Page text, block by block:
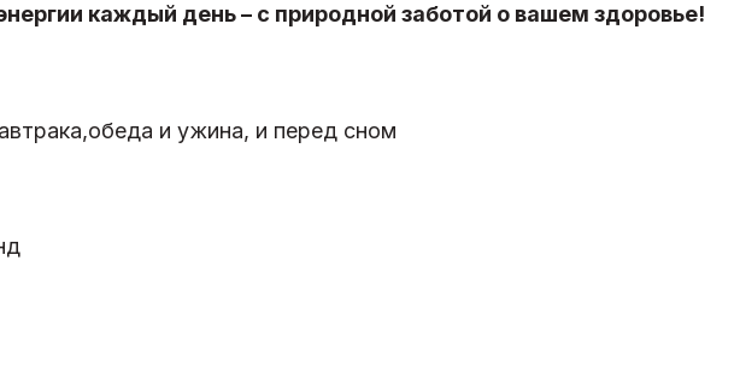
каждый день – с природной заботой о вашем здоровье!
и ужина, и перед сном